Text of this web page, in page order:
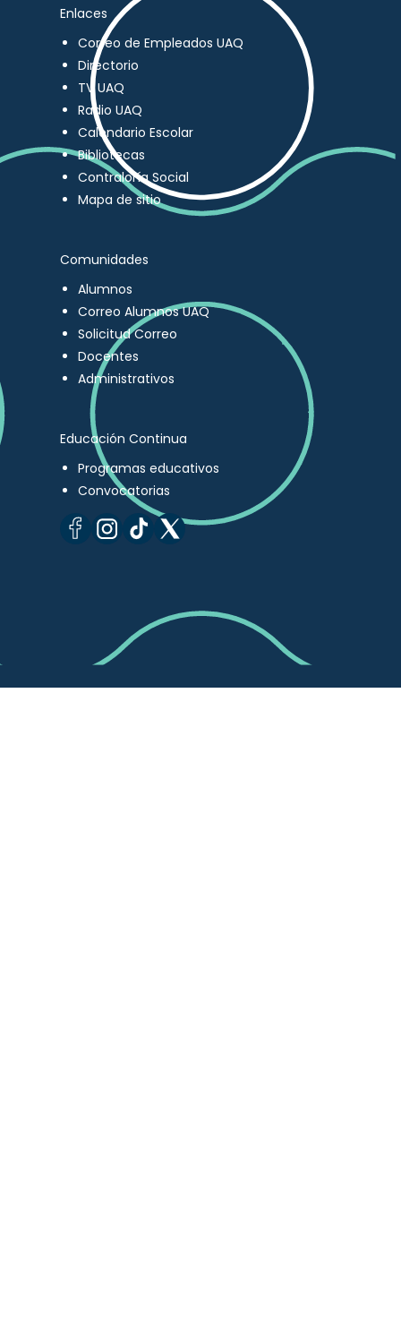
Enlaces
Correo de Empleados UAQ
Directorio
TV UAQ
Radio UAQ
Calendario Escolar
Bibliotecas
Contraloría Social
Mapa de sitio
Comunidades
Alumnos
Correo Alumnos UAQ
Solicitud Correo
Docentes
Administrativos
Educación Continua
Programas educativos
Convocatorias